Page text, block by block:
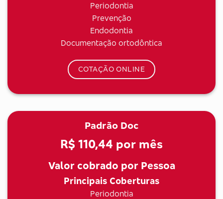
Periodontia
Prevenção
Endodontia
Documentação ortodôntica
COTAÇÃO ONLINE
Padrão Doc
R$ 110,44 por mês
Valor cobrado por Pessoa
Principais Coberturas
Periodontia